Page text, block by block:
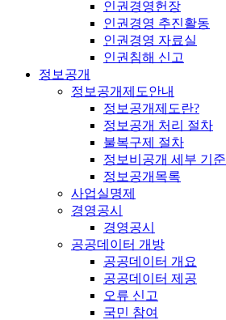
인권경영헌장
인권경영 추진활동
인권경영 자료실
인권침해 신고
정보공개
정보공개제도안내
정보공개제도란?
정보공개 처리 절차
불복구제 절차
정보비공개 세부 기준
정보공개목록
사업실명제
경영공시
경영공시
공공데이터 개방
공공데이터 개요
공공데이터 제공
오류 신고
국민 참여